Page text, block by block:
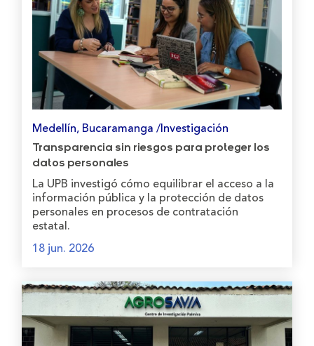
Medellín, Bucaramanga /Investigación
Transparencia sin riesgos para proteger los
datos personales
La UPB investigó cómo equilibrar el acceso a la
información pública y la protección de datos
personales en procesos de contratación
estatal.
18 jun. 2026